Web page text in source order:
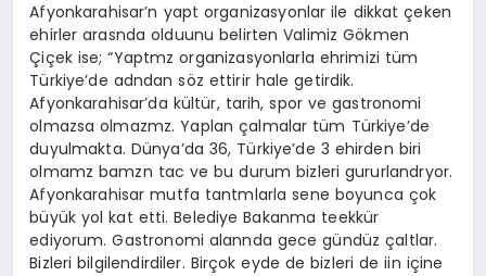
Afyonkarahisar’n yapt organizasyonlar ile dikkat çeken
ehirler arasnda olduunu belirten Valimiz Gökmen
Çiçek ise; “Yaptmz organizasyonlarla ehrimizi tüm
Türkiye’de adndan söz ettirir hale getirdik.
Afyonkarahisar’da kültür, tarih, spor ve gastronomi
olmazsa olmazmz. Yaplan çalmalar tüm Türkiye’de
duyulmakta. Dünya’da 36, Türkiye’de 3 ehirden biri
olmamz bamzn tac ve bu durum bizleri gururlandryor.
Afyonkarahisar mutfa tantmlarla sene boyunca çok
büyük yol kat etti. Belediye Bakanma teekkür
ediyorum. Gastronomi alannda gece gündüz çaltlar.
Bizleri bilgilendirdiler. Birçok eyde de bizleri de iin içine